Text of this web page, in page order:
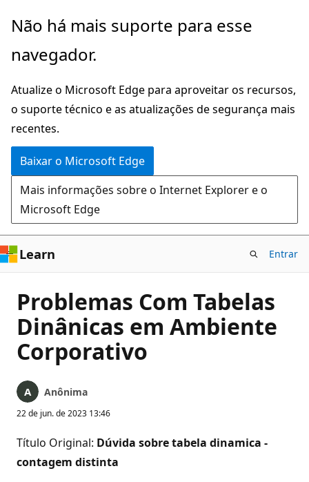
Pular
o
principal
Não há mais suporte para esse
navegador.
Atualize o Microsoft Edge para aproveitar os recursos,
o suporte técnico e as atualizações de segurança mais
recentes.
Baixar o Microsoft Edge
Mais informações sobre o Internet Explorer e o
Microsoft Edge
Learn Entrar
Problemas Com Tabelas
Dinânicas em Ambiente
Corporativo
Anônima
22 de jun. de 2023 13:46
Título Original: Dúvida sobre tabela dinamica -
contagem distinta